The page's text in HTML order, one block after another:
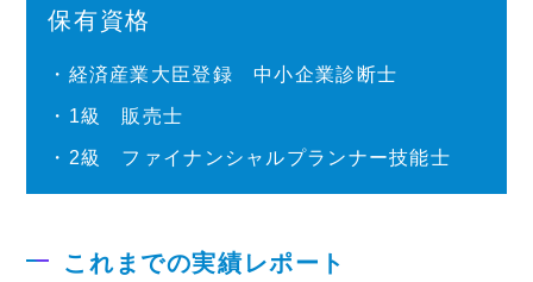
保有資格
・経済産業大臣登録 中小企業診断士
・1級 販売士
・2級 ファイナンシャルプランナー技能士
これまでの実績レポート